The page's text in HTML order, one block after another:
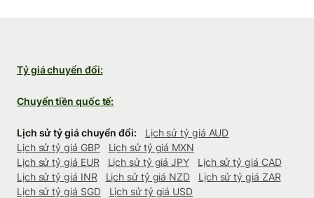
Tỷ giá chuyển đổi:
Chuyển tiền quốc tế:
Lịch sử tỷ giá chuyển đổi:
Lịch sử tỷ giá AUD
Lịch sử tỷ giá GBP
Lịch sử tỷ giá MXN
Lịch sử tỷ giá EUR
Lịch sử tỷ giá JPY
Lịch sử tỷ giá CAD
Lịch sử tỷ giá INR
Lịch sử tỷ giá NZD
Lịch sử tỷ giá ZAR
Lịch sử tỷ giá SGD
Lịch sử tỷ giá USD